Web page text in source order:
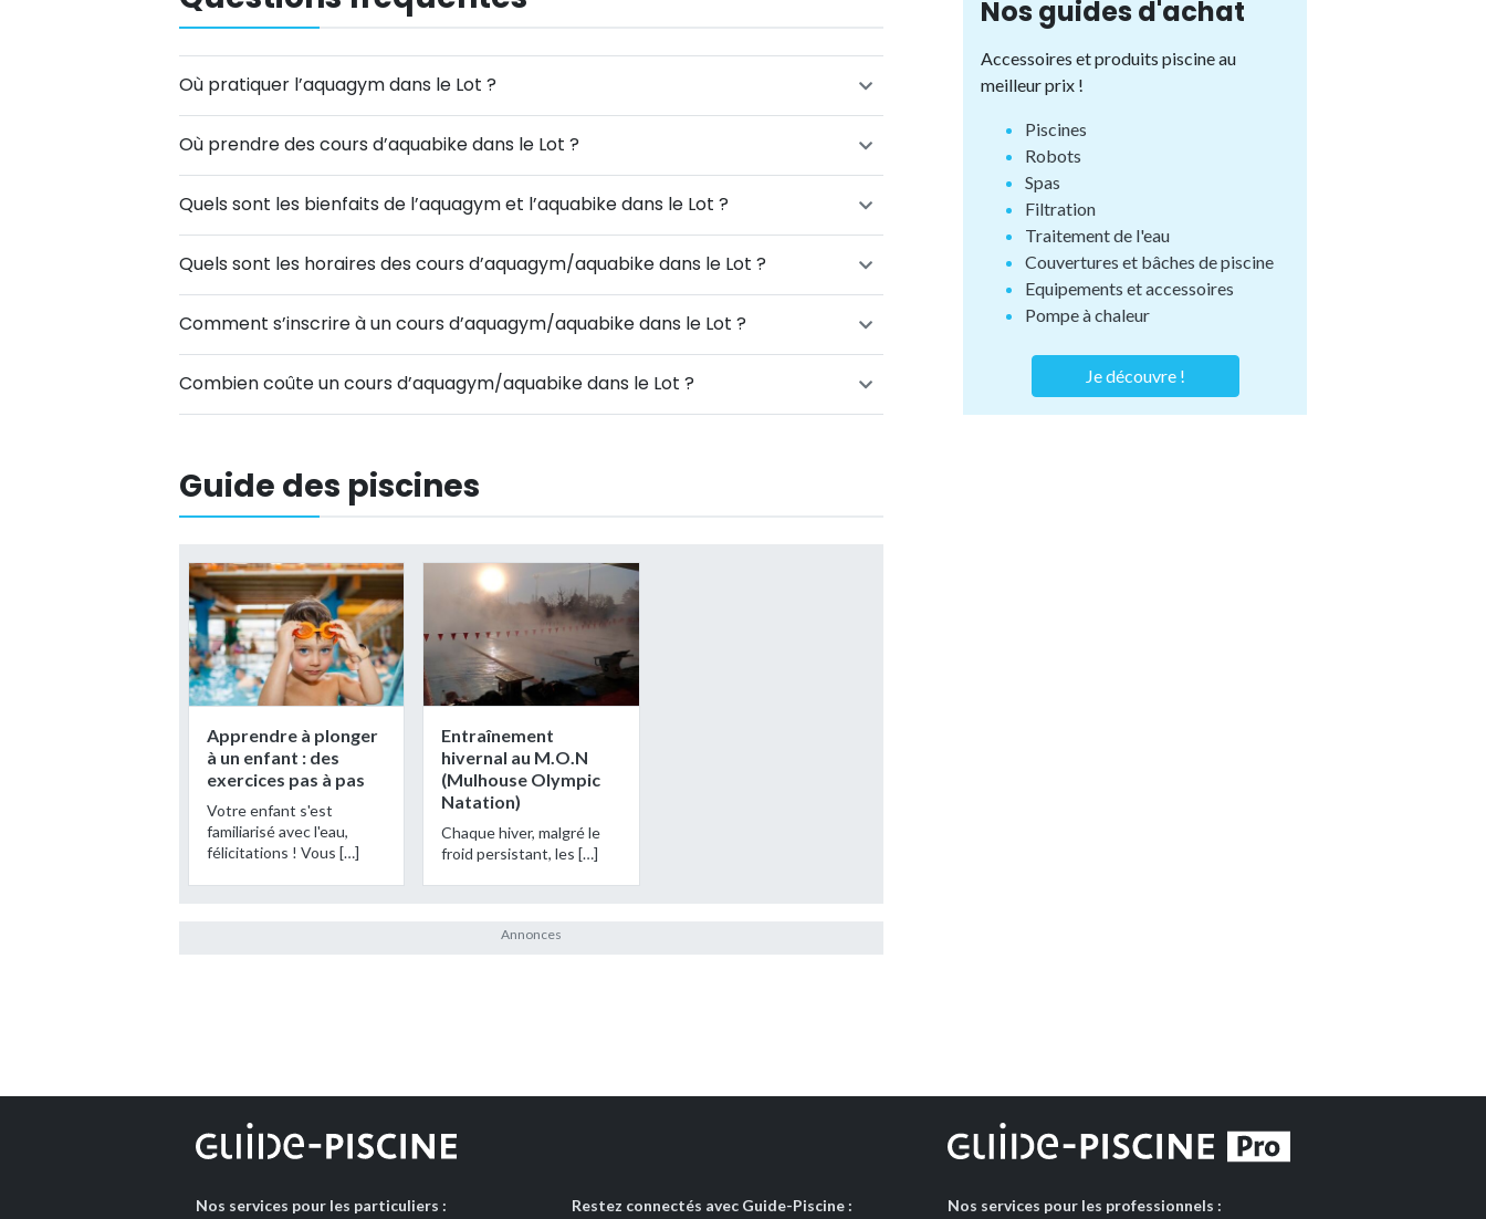
Où pratiquer l’aquagym dans le Lot ?
Où prendre des cours d’aquabike dans le Lot ?
Quels sont les bienfaits de l’aquagym et l’aquabike dans le Lot ?
Quels sont les horaires des cours d’aquagym/aquabike dans le Lot ?
Comment s’inscrire à un cours d’aquagym/aquabike dans le Lot ?
Combien coûte un cours d’aquagym/aquabike dans le Lot ?
Guide des piscines
Apprendre à plonger
à un enfant : des
exercices pas à pas
Votre enfant s'est
familiarisé avec l'eau,
félicitations ! Vous […]
Entraînement
hivernal au M.O.N
(Mulhouse Olympic
Natation)
Chaque hiver, malgré le
froid persistant, les […]
Nos guides d'achat
Accessoires et produits piscine au
meilleur prix !
Piscines
Robots
Spas
Filtration
Traitement de l'eau
Couvertures et bâches de piscine
Equipements et accessoires
Pompe à chaleur
Je découvre !
Nos services pour les particuliers : Restez connectés avec Guide-Piscine : Nos services pour les professionnels :